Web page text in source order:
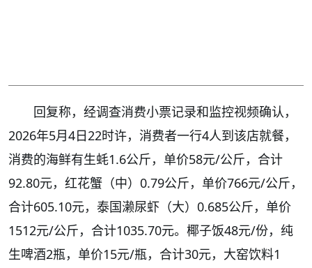
回复称，经调查消费小票记录和监控视频确认，
2026年5月4日22时许，消费者一行4人到该店就餐，
消费的海鲜有生蚝1.6公斤，单价58元/公斤，合计
92.80元，红花蟹（中）0.79公斤，单价766元/公斤，
合计605.10元，泰国濑尿虾（大）0.685公斤，单价
1512元/公斤，合计1035.70元。椰子饭48元/份，纯
生啤酒2瓶，单价15元/瓶，合计30元，大窑饮料1